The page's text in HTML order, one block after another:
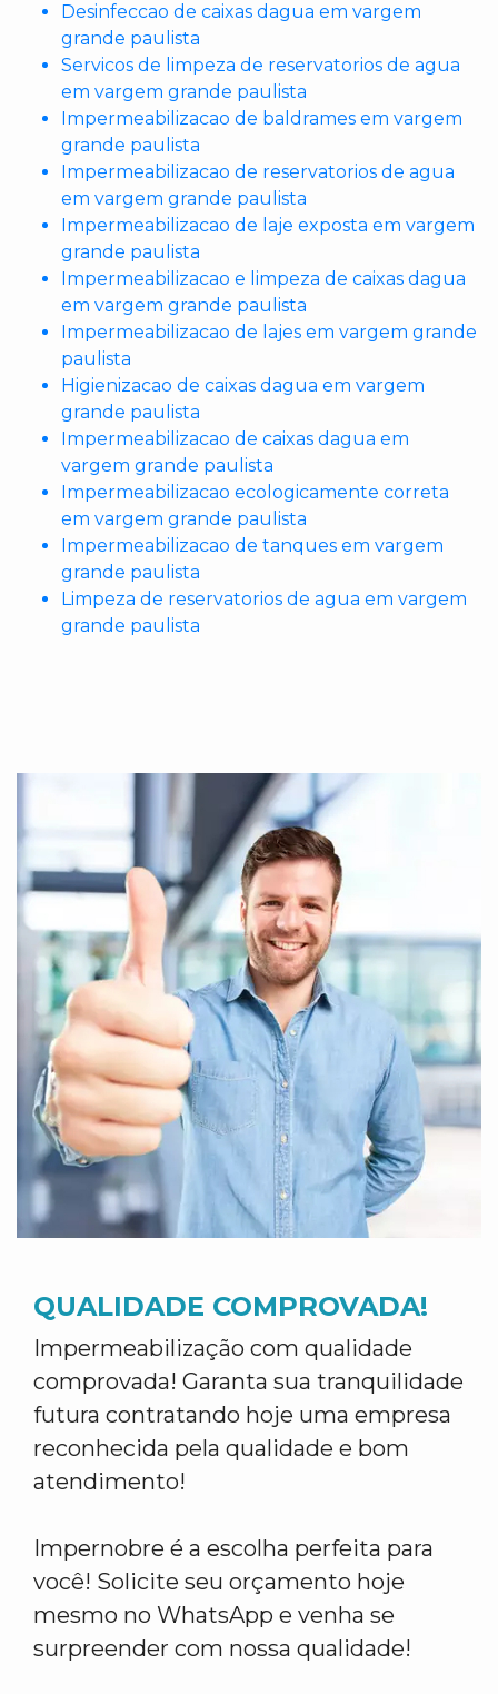
Desinfeccao de caixas dagua em vargem
grande paulista
Servicos de limpeza de reservatorios de agua
em vargem grande paulista
Impermeabilizacao de baldrames em vargem
grande paulista
Impermeabilizacao de reservatorios de agua
em vargem grande paulista
Impermeabilizacao de laje exposta em vargem
grande paulista
Impermeabilizacao e limpeza de caixas dagua
em vargem grande paulista
Impermeabilizacao de lajes em vargem grande
paulista
Higienizacao de caixas dagua em vargem
grande paulista
Impermeabilizacao de caixas dagua em
vargem grande paulista
Impermeabilizacao ecologicamente correta
em vargem grande paulista
Impermeabilizacao de tanques em vargem
grande paulista
Limpeza de reservatorios de agua em vargem
grande paulista
QUALIDADE COMPROVADA!
Impermeabilização com qualidade
comprovada! Garanta sua tranquilidade
futura contratando hoje uma empresa
reconhecida pela qualidade e bom
atendimento!
Impernobre é a escolha perfeita para
você! Solicite seu orçamento hoje
mesmo no WhatsApp e venha se
surpreender com nossa qualidade!